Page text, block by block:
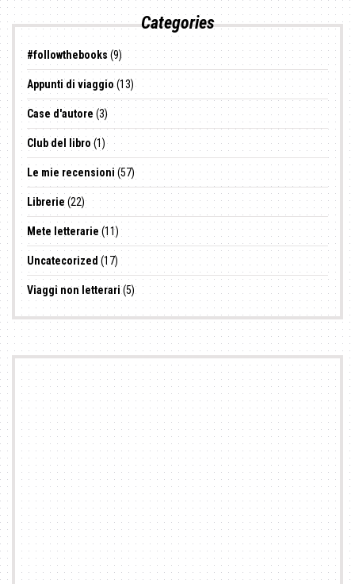
Categories
#followthebooks(9)
Appunti di viaggio(13)
Case d'autore(3)
Club del libro(1)
Le mie recensioni(57)
Librerie(22)
Mete letterarie(11)
Uncatecorized (17)
Viaggi non letterari(5)